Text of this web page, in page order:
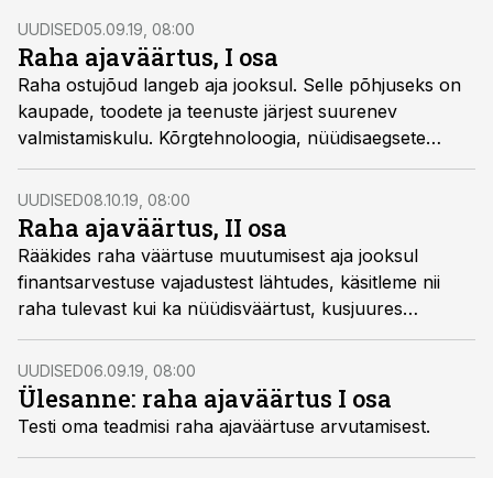
UUDISED05.09.19, 08:00
Raha ajaväärtus, I osa
Raha ostujõud langeb aja jooksul. Selle põhjuseks on
kaupade, toodete ja teenuste järjest suurenev
valmistamiskulu. Kõrgtehnoloogia, nüüdisaegsete
materjalide ja täppistarnete arendamine ja juurutamine
nõuab järjest suuremaid investeeringuid.
UUDISED08.10.19, 08:00
Raha ajaväärtus, II osa
Rääkides raha väärtuse muutumisest aja jooksul
finantsarvestuse vajadustest lähtudes, käsitleme nii
raha tulevast kui ka nüüdisväärtust, kusjuures
mõlemad arvutatakse liitintressi (compound interest)
meetodil.
UUDISED06.09.19, 08:00
Ülesanne: raha ajaväärtus I osa
Testi oma teadmisi raha ajaväärtuse arvutamisest.